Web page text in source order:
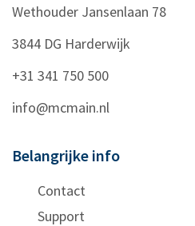
Wethouder Jansenlaan 78
3844 DG Harderwijk
+31 341 750 500
info@mcmain.nl
Belangrijke info
Contact
Support